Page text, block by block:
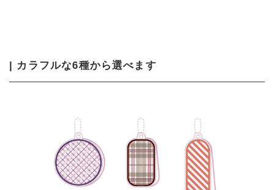
| カラフルな6種から選べます